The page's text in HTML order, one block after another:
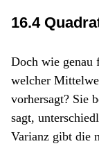
16.4
Doch wie genau
welcher
vorhersagt? Sie
sagt,
Varianz gibt die